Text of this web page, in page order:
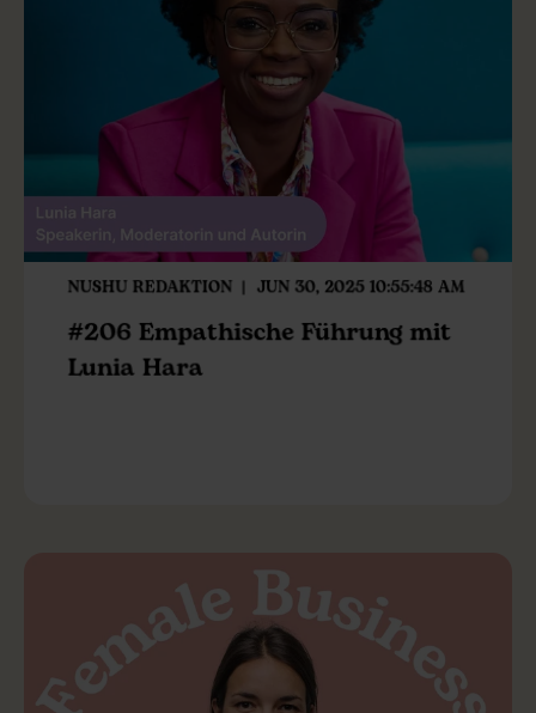
NUSHU REDAKTION JUN 30, 2025 10:55:48 AM
#206 Empathische Führung mit
Lunia Hara